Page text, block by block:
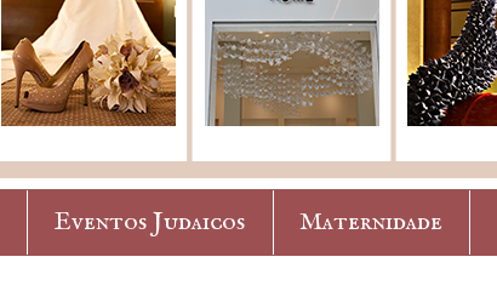
Eventos Judaicos Maternidade